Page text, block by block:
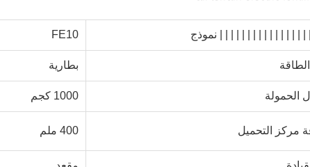
نموذج FE10
بطارية
الحمولة 1000 كجم
مركز التحميل 400 ملم